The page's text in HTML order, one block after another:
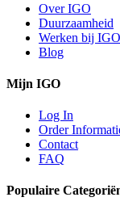
Over IGO
Duurzaamheid
Werken bij IGO
Blog
Mijn IGO
Log In
Order
Contact
FAQ
Populaire